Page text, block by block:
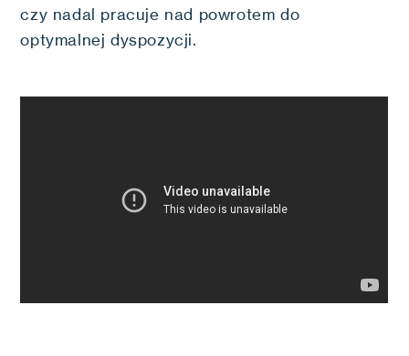
czy nadal pracuje nad powrotem do
optymalnej dyspozycji.